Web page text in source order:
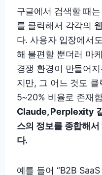
구글에서 검색할 때
를 클릭해서 각각의
다. 사용자 입장에서
해 불편할 뿐더러 마
경쟁 환경이 만들어
지만, 그 어느 것도
5~20% 비율로 존재
Claude, Perplexity
스의 정보를 종합해
다.
예를 들어 “B2B